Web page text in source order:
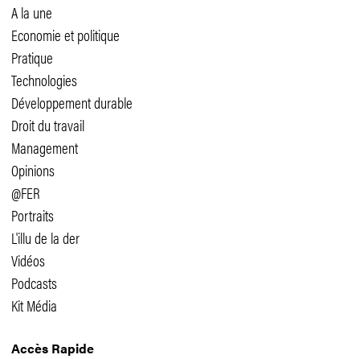
A la une
Economie et politique
Pratique
Technologies
Développement durable
Droit du travail
Management
Opinions
@FER
Portraits
L'illu de la der
Vidéos
Podcasts
Kit Média
Accès Rapide